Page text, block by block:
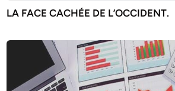
LA FACE CACHÉE DE L’OCCIDENT.